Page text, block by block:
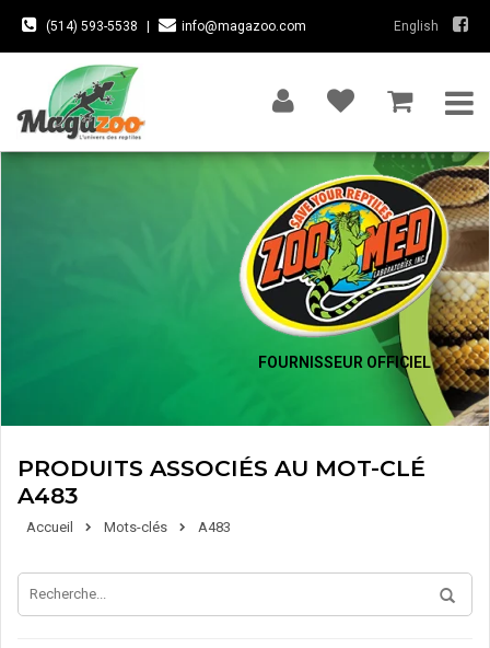
(514) 593-5538 info@magazoo.com English
FOURNISSEUR OFFICIEL
PRODUITS ASSOCIÉS AU MOT-CLÉ
A483
Accueil Mots-clés A483